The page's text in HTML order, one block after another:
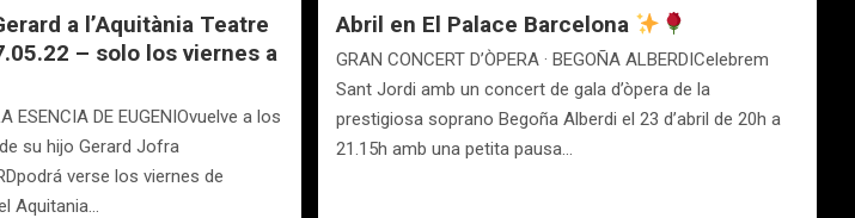
a l’Aquitània Teatre
– solo los viernes a
ESENCIA DE EUGENIOvuelve a los
su hijo Gerard Jofra
verse los viernes de
Aquitania…
Abril en El Palace Barcelona
GRAN CONCERT D’ÒPERA · BEGOÑA ALBERDICelebrem
Sant Jordi amb un concert de gala d’òpera de la
prestigiosa soprano Begoña Alberdi el 23 d’abril de 20h a
21.15h amb una petita pausa…